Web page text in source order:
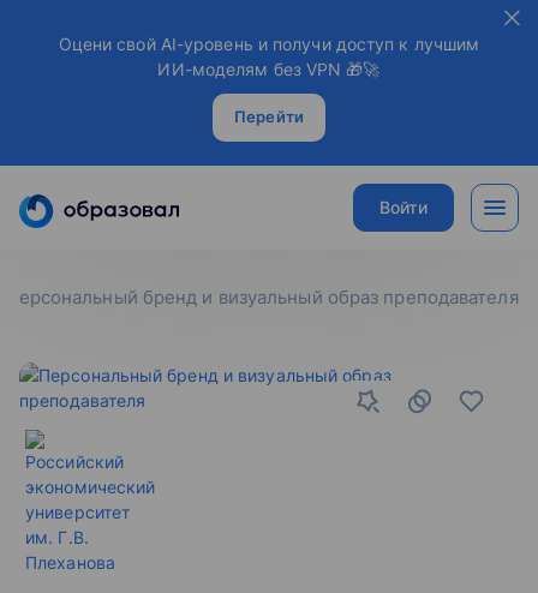
Оцени свой AI-уровень и получи доступ к лучшим
ИИ-моделям без VPN 🎁🚀
Перейти
Войти
персональный бренд и визуальный образ преподавателя